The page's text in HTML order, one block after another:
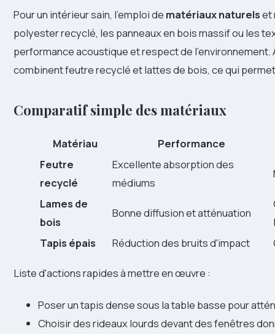
Pour un intérieur sain, l'emploi de matériaux naturelset
polyester recyclé, les panneaux en bois massif ou les
performance acoustique et respect de l'environnement.
combinent feutre recyclé et lattes de bois, ce qui
Comparatif simple des matériaux
Matériau
Performance
Feutre
recyclé
Excellente absorption des
médiums
Lames de
bois
Bonne diffusion et atténuation
Tapis épais
Réduction des bruits d'impact
Liste d'actions rapides à mettre en œuvre :
Poser un tapis dense sous la table basse pour
Choisir des rideaux lourds devant des fenêtres